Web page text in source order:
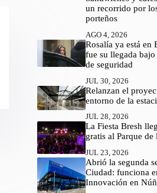
un recorrido por
porteños
AGO 4, 2026
Rosalía ya está en
fue su llegada
de seguridad
JUL 30, 2026
Relanzan el
entorno de la
JUL 28, 2026
La Fiesta Bresh
gratis al Parque
JUL 23, 2026
Abrió la segunda
Ciudad: funciona
Innovación en